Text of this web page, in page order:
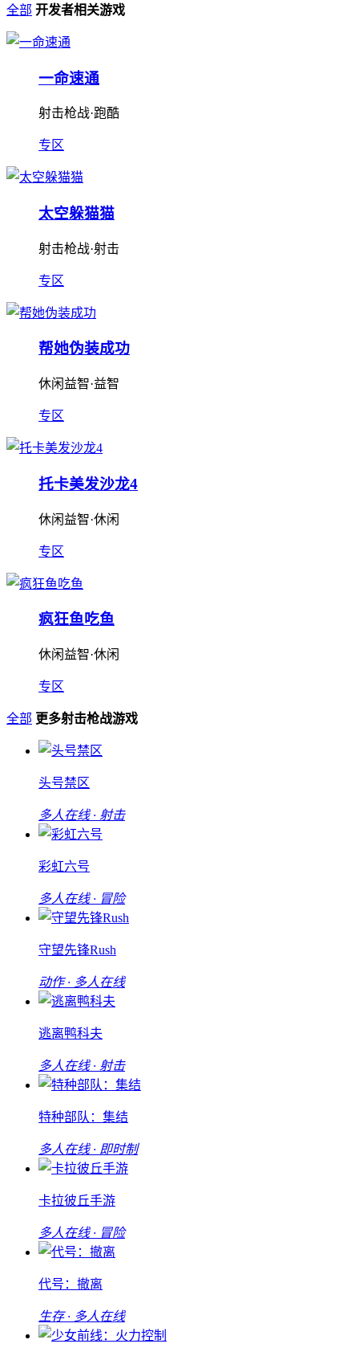
全部 开发者相关游戏
一命速通
射击枪战·跑酷
专区
太空躲猫猫
射击枪战·射击
专区
帮她伪装成功
休闲益智·益智
专区
托卡美发沙龙4
休闲益智·休闲
专区
疯狂鱼吃鱼
休闲益智·休闲
专区
全部 更多射击枪战游戏
头号禁区
多人在线 · 射击
彩虹六号
多人在线 · 冒险
守望先锋Rush
动作 · 多人在线
逃离鸭科夫
多人在线 · 射击
特种部队：集结
多人在线 · 即时制
卡拉彼丘手游
多人在线 · 冒险
代号：撤离
生存 · 多人在线